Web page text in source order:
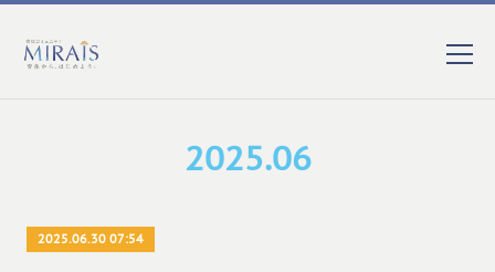
2025.06
2025.06.30 07:54